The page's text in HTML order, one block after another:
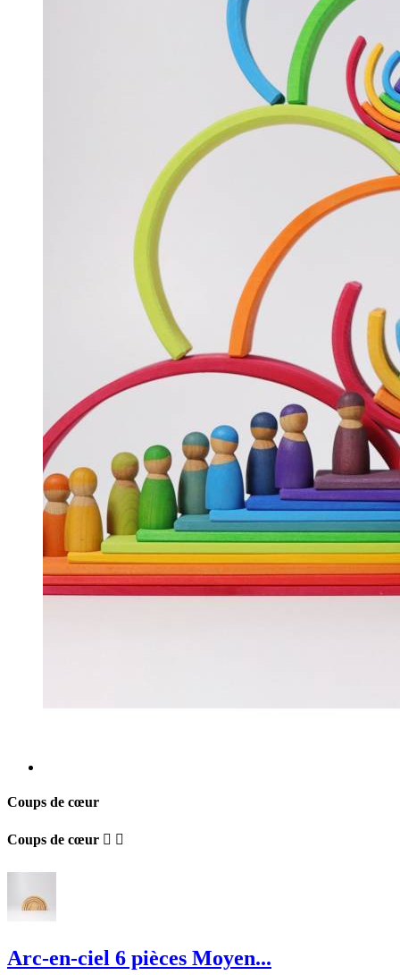
Coups de cœur
Coups de cœur  
Arc-en-ciel 6 pièces Moyen...